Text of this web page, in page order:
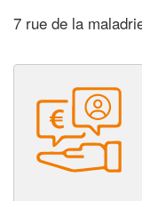
7 rue de la